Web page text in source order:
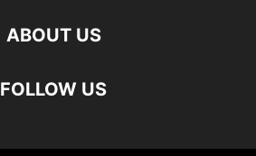
ABOUT US
FOLLOW US